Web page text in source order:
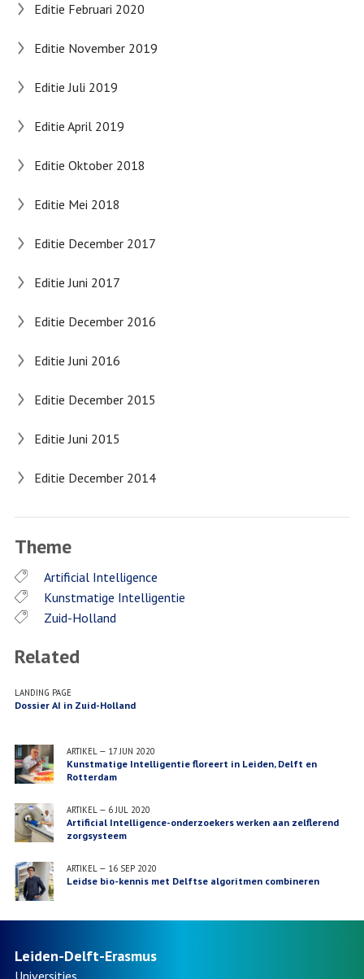
Editie Februari 2020
Editie November 2019
Editie Juli 2019
Editie April 2019
Editie Oktober 2018
Editie Mei 2018
Editie December 2017
Editie Juni 2017
Editie December 2016
Editie Juni 2016
Editie December 2015
Editie Juni 2015
Editie December 2014
Theme
Artificial Intelligence
Kunstmatige Intelligentie
Zuid-Holland
Related
LANDING PAGE
Dossier AI in Zuid-Holland
ARTIKEL— 17 JUN 2020
Kunstmatige Intelligentie floreert in Leiden, Delft en
Rotterdam
ARTIKEL— 6 JUL 2020
Artificial Intelligence-onderzoekers werken aan zelflerend
zorgsysteem
ARTIKEL— 16 SEP 2020
Leidse bio-kennis met Delftse algoritmen combineren
Leiden-Delft-Erasmus
Universities